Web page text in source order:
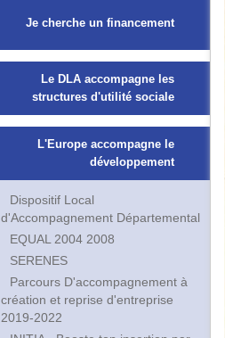
Je cherche un financement
Le DLA accompagne les
structures d'utilité sociale
L'Europe accompagne le
développement
Dispositif Local
d'Accompagnement Départemental
EQUAL 2004 2008
SERENES
Parcours D'accompagnement à
création et reprise d'entreprise
2019-2022